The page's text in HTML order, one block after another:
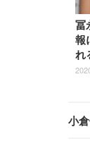
冨
報
れ
小